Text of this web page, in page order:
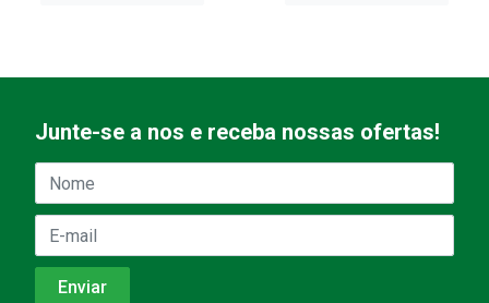
Junte-se a nos e receba nossas ofertas!